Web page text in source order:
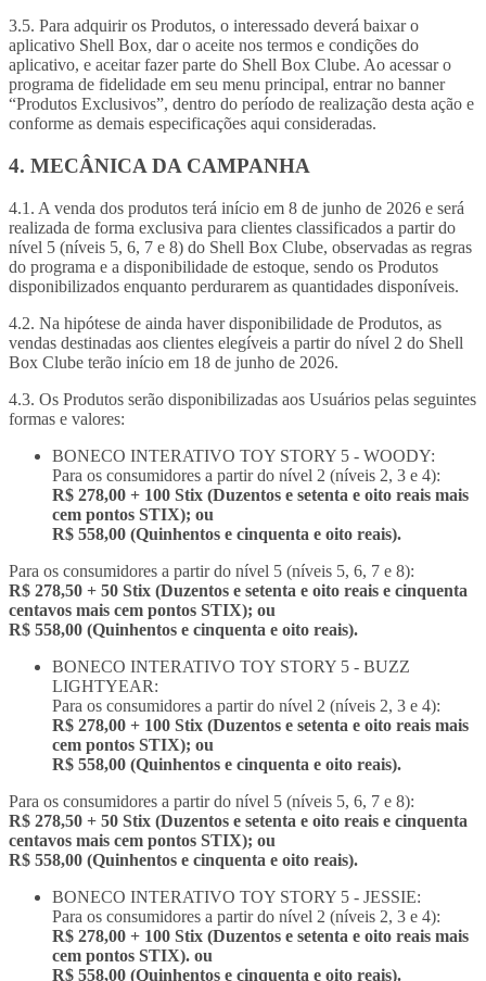
3.5. Para adquirir os Produtos, o interessado deverá baixar o
aplicativo Shell Box, dar o aceite nos termos e condições do
aplicativo, e aceitar fazer parte do Shell Box Clube. Ao acessar o
programa de fidelidade em seu menu principal, entrar no banner
“Produtos Exclusivos”, dentro do período de realização desta ação e
conforme as demais especificações aqui consideradas.
4. MECÂNICA DA CAMPANHA
4.1. A venda dos produtos terá início em 8 de junho de 2026 e será
realizada de forma exclusiva para clientes classificados a partir do
nível 5 (níveis 5, 6, 7 e 8) do Shell Box Clube, observadas as regras
do programa e a disponibilidade de estoque, sendo os Produtos
disponibilizados enquanto perdurarem as quantidades disponíveis.
4.2. Na hipótese de ainda haver disponibilidade de Produtos, as
vendas destinadas aos clientes elegíveis a partir do nível 2 do Shell
Box Clube terão início em 18 de junho de 2026.
4.3. Os Produtos serão disponibilizadas aos Usuários pelas seguintes
formas e valores:
BONECO INTERATIVO TOY STORY 5 - WOODY:
Para os consumidores a partir do nível 2 (níveis 2, 3 e 4):
R$ 278,00 + 100 Stix (Duzentos e setenta e oito reais mais
cem pontos STIX); ou
R$ 558,00 (Quinhentos e cinquenta e oito reais).
Para os consumidores a partir do nível 5 (níveis 5, 6, 7 e 8):
R$ 278,50 + 50 Stix (Duzentos e setenta e oito reais e cinquenta
centavos mais cem pontos STIX); ou
R$ 558,00 (Quinhentos e cinquenta e oito reais).
BONECO INTERATIVO TOY STORY 5 - BUZZ
LIGHTYEAR:
Para os consumidores a partir do nível 2 (níveis 2, 3 e 4):
R$ 278,00 + 100 Stix (Duzentos e setenta e oito reais mais
cem pontos STIX); ou
R$ 558,00 (Quinhentos e cinquenta e oito reais).
Para os consumidores a partir do nível 5 (níveis 5, 6, 7 e 8):
R$ 278,50 + 50 Stix (Duzentos e setenta e oito reais e cinquenta
centavos mais cem pontos STIX); ou
R$ 558,00 (Quinhentos e cinquenta e oito reais).
BONECO INTERATIVO TOY STORY 5 - JESSIE:
Para os consumidores a partir do nível 2 (níveis 2, 3 e 4):
R$ 278,00 + 100 Stix (Duzentos e setenta e oito reais mais
cem pontos STIX). ou
R$ 558,00 (Quinhentos e cinquenta e oito reais).